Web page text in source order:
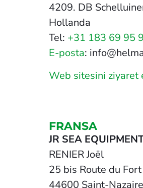
4209. DB
Hollanda
Tel: +31 183 69 95
E-posta:
Web sitesini ziyaret
FRANSA
JR SEA
RENIER Joël
25 bis Route du Fort
44600 Saint-Nazaire